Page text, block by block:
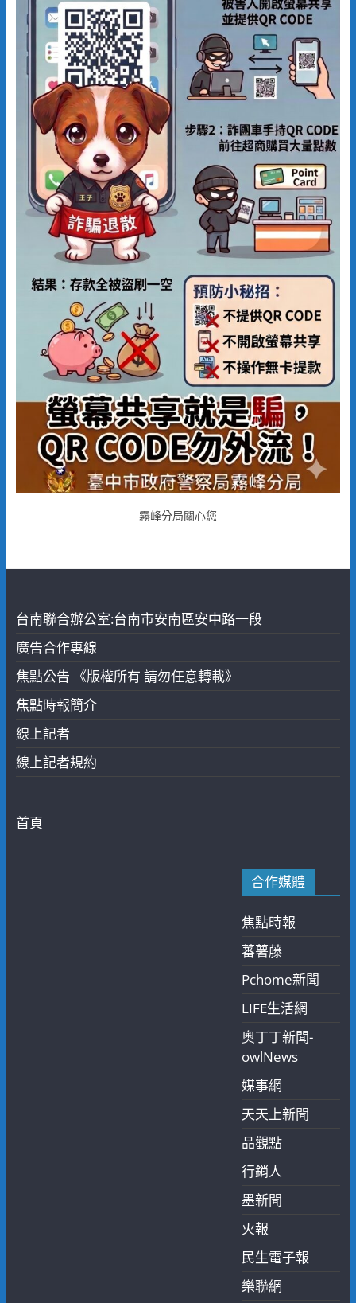
霧峰分局關心您
台南聯合辦公室:台南市安南區安中路一段
廣告合作專線
焦點公告 《版權所有 請勿任意轉載》
焦點時報簡介
線上記者
線上記者規約
首頁
合作媒體
焦點時報
蕃薯藤
Pchome新聞
LIFE生活網
奧丁丁新聞-
owlNews
媒事網
天天上新聞
品觀點
行銷人
墨新聞
火報
民生電子報
樂聯網